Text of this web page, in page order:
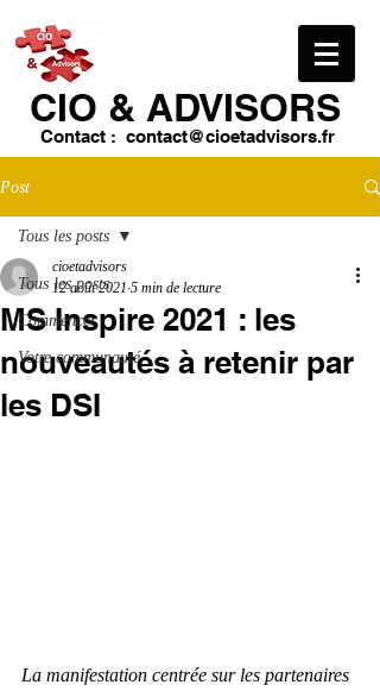
CIO & ​ADVISORS
Contact : contact@cioetadvisors.fr
Post
Tous les posts
Commencer
Votre communauté
Tous les posts
MS Inspire 2021 : les
nouveautés à retenir par
les DSI
cioetadvisors
12 août 2021 5 min de lecture
La manifestation centrée sur les partenaires